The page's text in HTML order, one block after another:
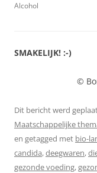
Alcohol
SMAKELIJK! :-)
©
Dit bericht werd
Maatschappelijke
en getagged met bio-
candida,deegwaren,
gezonde voeding,